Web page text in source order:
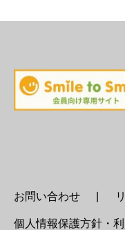
お問い合わせ
個人情報保護方針・